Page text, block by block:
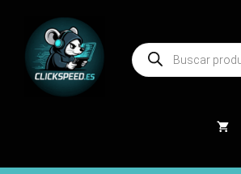
contenido
Búsqueda
de
productos